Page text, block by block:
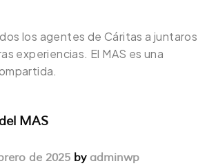
los agentes de Cáritas a juntaros
experiencias. El MAS es una
MAS
de 2025 by adminwp